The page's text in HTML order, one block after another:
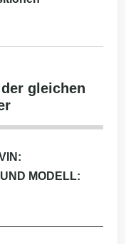
gleichen
MODELL: